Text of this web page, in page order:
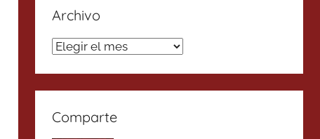
Archivo
Archivo
Comparte